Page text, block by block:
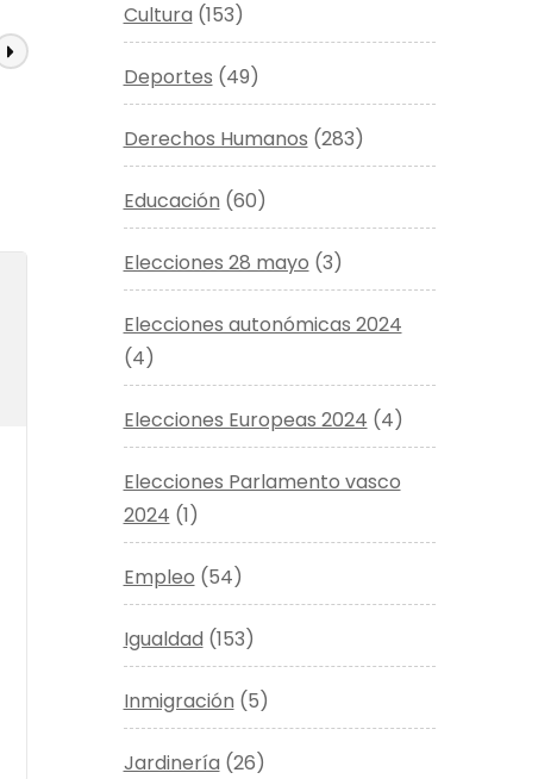
Cultura (153)
Deportes (49)
Derechos Humanos (283)
Educación (60)
Elecciones 28 mayo (3)
Elecciones autonómicas 2024
(4)
Elecciones Europeas 2024 (4)
Elecciones Parlamento vasco
2024 (1)
Empleo (54)
Igualdad (153)
Inmigración (5)
Jardinería (26)